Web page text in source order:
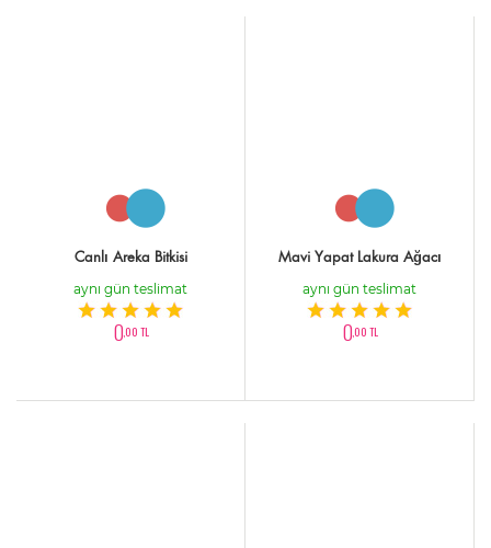
Canlı Areka Bitkisi
aynı gün teslimat
0,00 TL
Mavi Yapat Lakura Ağacı
aynı gün teslimat
0,00 TL